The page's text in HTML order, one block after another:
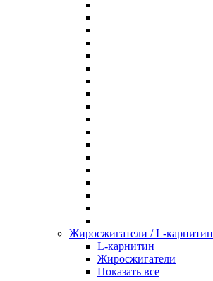
Жиросжигатели / L-карнитин
L-карнитин
Жиросжигатели
Показать все